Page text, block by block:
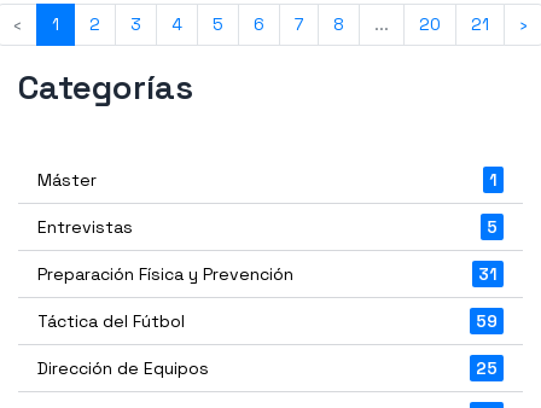
‹ 1 2 3 4 5 6 7 8 ... 20 21 ›
Categorías
Máster 1
Entrevistas 5
Preparación Física y Prevención 31
Táctica del Fútbol 59
Dirección de Equipos 25